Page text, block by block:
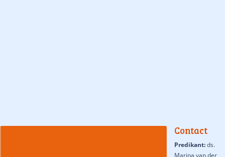
Contact
Predikant:ds.
Marina van der